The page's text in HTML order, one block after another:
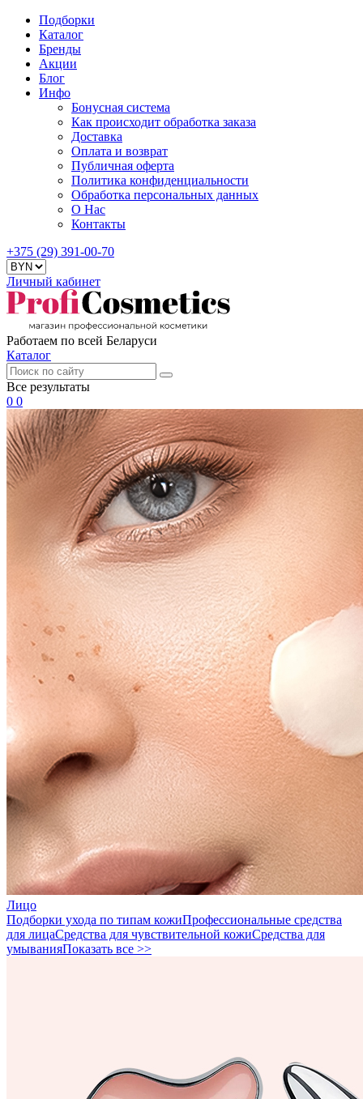
Подборки
Каталог
Бренды
Акции
Блог
Инфо
Бонусная система
Как происходит обработка заказа
Доставка
Оплата и возврат
Публичная оферта
Политика конфиденциальности
Обработка персональных данных
О Нас
Контакты
+375 (29) 391-00-70
Личный кабинет
Работаем по всей Беларуси
Каталог
Все результаты
0 0
Лицо
Подборки ухода по типам кожиПрофессиональные средства
для лицаСредства для чувствительной кожиСредства для
умыванияПоказать все >>